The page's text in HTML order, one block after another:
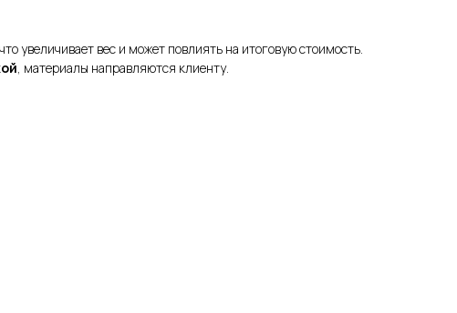
увеличивает вес и может повлиять на итоговую стоимость.
, материалы направляются клиенту.